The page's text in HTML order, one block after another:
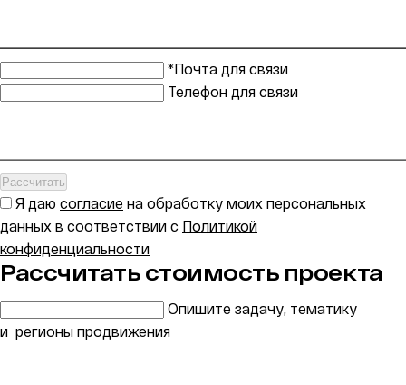
*Почта для связи
Телефон для связи
Рассчитать
Я даю согласие на обработку моих персональных
данных в соответствии с Политикой
конфиденциальности
Рассчитать стоимость проекта
Опишите задачу, тематику
и регионы продвижения